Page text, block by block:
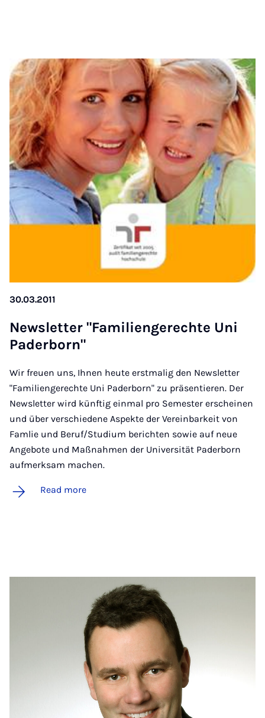
30.03.2011
News­let­ter "Fam­i­li­engerechte Uni
Pader­born"
Wir freuen uns, Ihnen heute erstmalig den Newsletter
"Familiengerechte Uni Paderborn" zu präsentieren. Der
Newsletter wird künftig einmal pro Semester erscheinen
und über verschiedene Aspekte der Vereinbarkeit von
Famlie und Beruf/Studium berichten sowie auf neue
Angebote und Maßnahmen der Universität Paderborn
aufmerksam machen.
Read more